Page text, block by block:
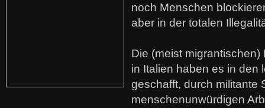
noch Menschen
aber in der totalen
Die (meist
in Italien haben es in den
geschafft, durch militante
menschenunwürdigen